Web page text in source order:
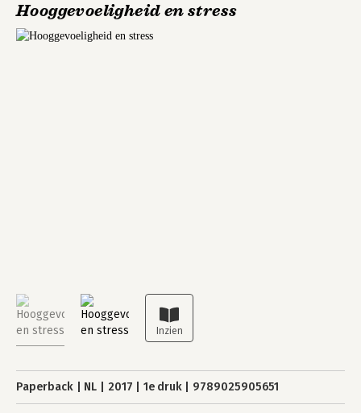
Hooggevoeligheid en stress
Paperback NL 2017 1e druk 9789025905651